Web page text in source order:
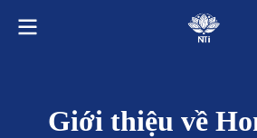
Giới thiệu về